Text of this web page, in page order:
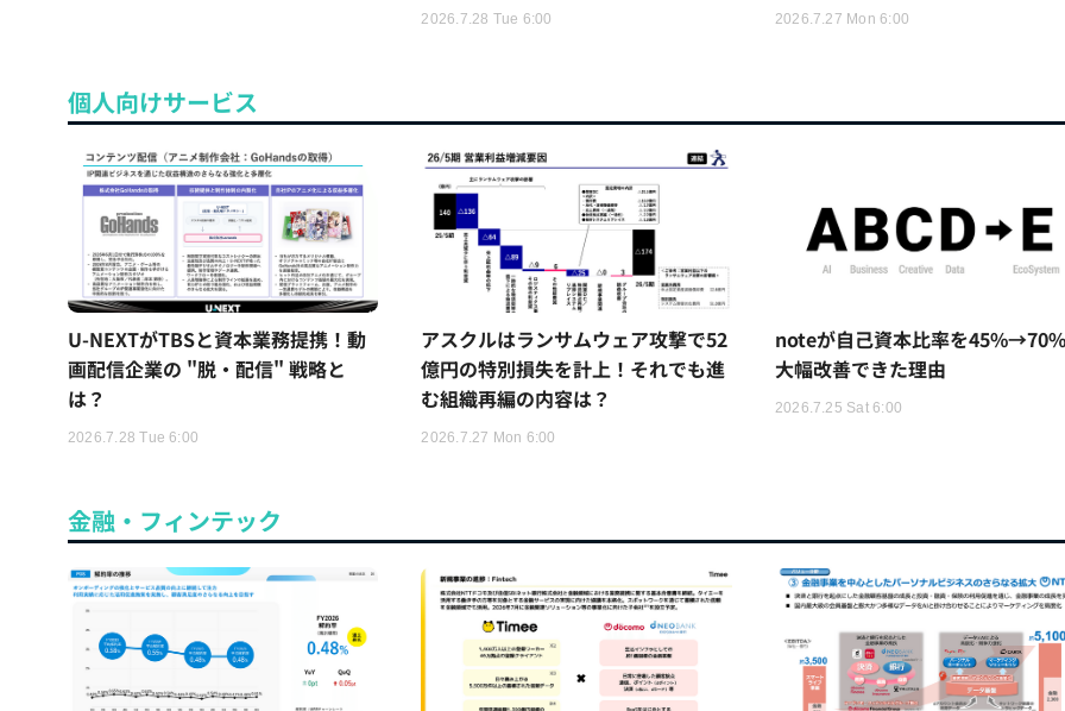
2026.7.28 Tue 6:00 2026.7.27 Mon 6:00
個人向けサービス
U-NEXTがTBSと資本業務提携！動
画配信企業の "脱・配信" 戦略と
は？
2026.7.28 Tue 6:00
アスクルはランサムウェア攻撃で52
億円の特別損失を計上！それでも進
む組織再編の内容は？
2026.7.27 Mon 6:00
noteが自己資本比率を
大幅改善できた理由
2026.7.25 Sat 6:00
金融・フィンテック